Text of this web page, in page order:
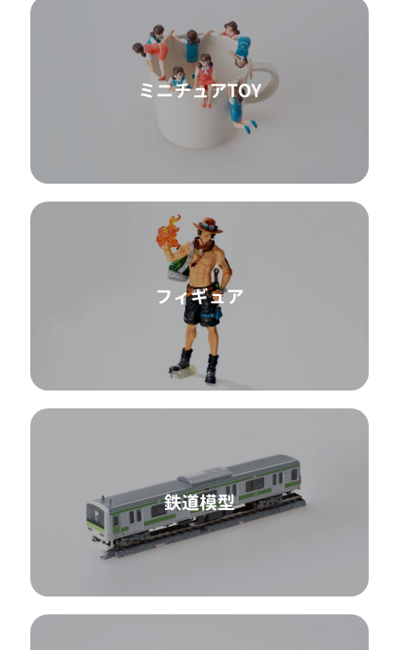
ミニチュアTOY
フィギュア
鉄道模型